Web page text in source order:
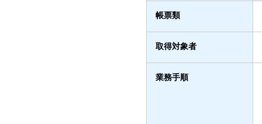
帳票類
取得対象者
業務手順